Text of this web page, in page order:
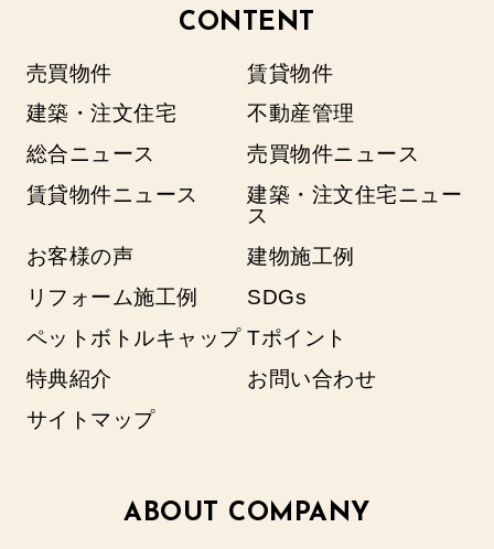
CONTENT
売買物件
賃貸物件
建築・注文住宅
不動産管理
総合ニュース
売買物件ニュース
賃貸物件ニュース
建築・注文住宅ニュー
ス
お客様の声
建物施工例
リフォーム施工例
SDGs
ペットボトルキャップ Tポイント
特典紹介
お問い合わせ
サイトマップ
ABOUT COMPANY